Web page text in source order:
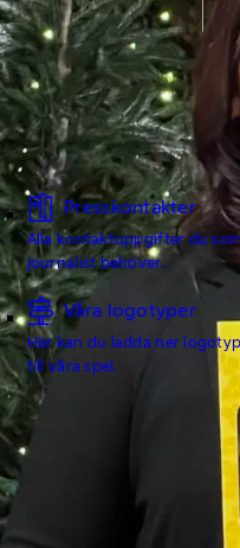
Presskontakter
Alla kontaktuppgifter du
journalist behöver.
Våra logotyper
Här kan du ladda ner
till våra spel.